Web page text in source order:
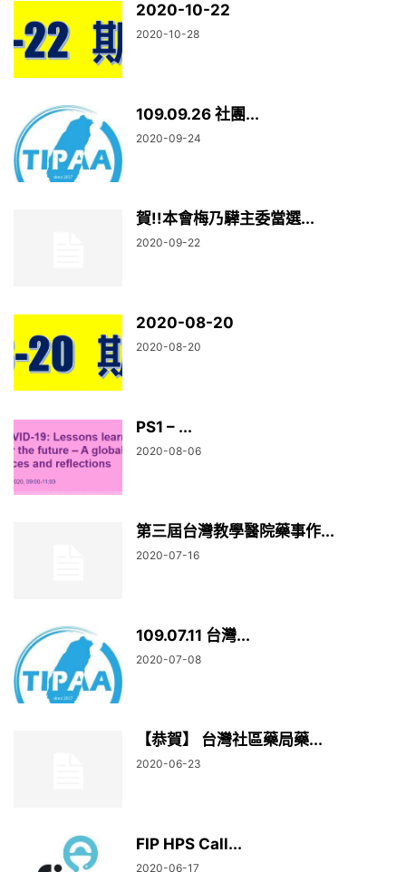
2020-10-22
2020-10-28
109.09.26 社團...
2020-09-24
賀!!本會梅乃驊主委當選...
2020-09-22
2020-08-20
2020-08-20
PS1 – ...
2020-08-06
第三屆台灣教學醫院藥事作...
2020-07-16
109.07.11 台灣...
2020-07-08
【恭賀】 台灣社區藥局藥...
2020-06-23
FIP HPS Call...
2020-06-17